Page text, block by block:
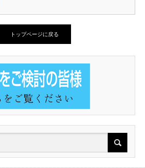
トップページに戻る